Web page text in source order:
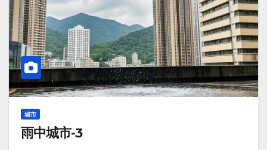
城市
雨中城市-3